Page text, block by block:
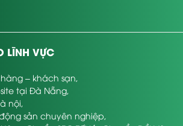
LĨNH VỰC
– khách sạn
tại Đà Nẵng
nội
sản chuyên nghiệp